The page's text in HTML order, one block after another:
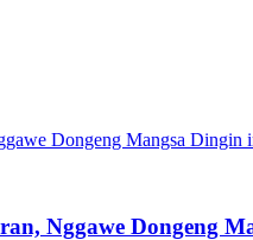
Nggawe Dongeng